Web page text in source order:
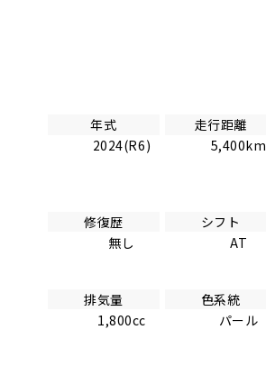
年式
2024(R6)
走行距離
5,400km
修復歴
無し
シフト
AT
排気量
1,800cc
色系統
パール